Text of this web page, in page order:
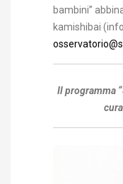
bambini”
kamishibai
Il programma